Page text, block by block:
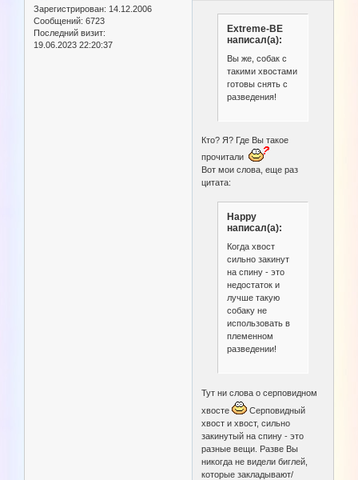
Зарегистрирован: 14.12.2006
Сообщений: 6723
Последний визит:
19.06.2023 22:20:37
Extreme-BE
написал(а):
Вы же, собак с
такими хвостами
готовы снять с
разведения!
Кто? Я? Где Вы такое
прочитали
Вот мои слова, еще раз
цитата:
Happy
написал(а):
Когда хвост
сильно закинут
на спину - это
недостаток и
лучше такую
собаку не
использовать в
племенном
разведении!
Тут ни слова о серповидном
хвосте
Серповидный
хвост и хвост, сильно
закинутый на спину - это
разные вещи. Разве Вы
никогда не видели биглей,
которые закладывают/